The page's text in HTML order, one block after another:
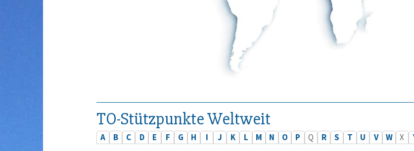
TO-Stützpunkte Weltweit
A B C D E F G H I J K L M N O P Q R S T U V W X